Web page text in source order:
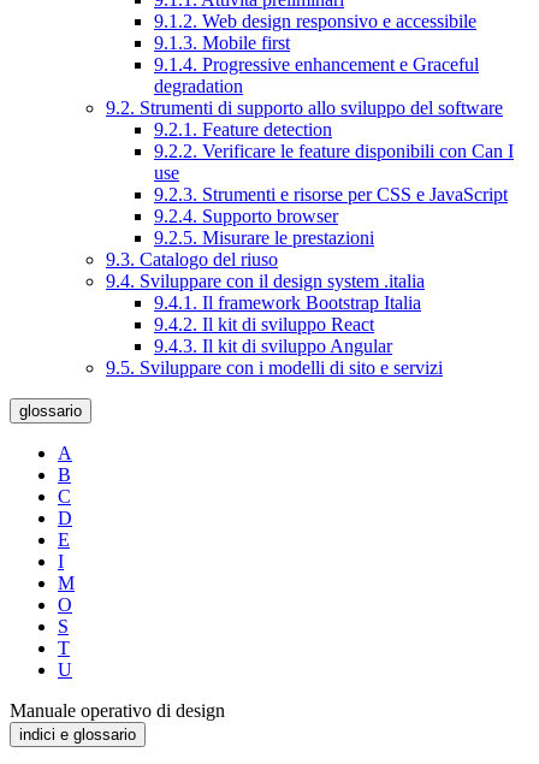
9.1.2. Web design responsivo e accessibile
9.1.3. Mobile first
9.1.4. Progressive enhancement e Graceful
degradation
9.2. Strumenti di supporto allo sviluppo del software
9.2.1. Feature detection
9.2.2. Verificare le feature disponibili con Can I
use
9.2.3. Strumenti e risorse per CSS e JavaScript
9.2.4. Supporto browser
9.2.5. Misurare le prestazioni
9.3. Catalogo del riuso
9.4. Sviluppare con il design system .italia
9.4.1. Il framework Bootstrap Italia
9.4.2. Il kit di sviluppo React
9.4.3. Il kit di sviluppo Angular
9.5. Sviluppare con i modelli di sito e servizi
glossario
A
B
C
D
E
I
M
O
S
T
U
Manuale operativo di design
indici e glossario